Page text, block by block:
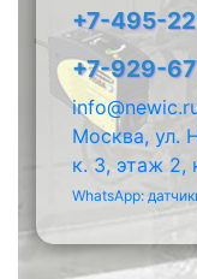
+7-495-
+7-929-
Москва, ул.
к. 3, этаж 2,
WhatsApp: